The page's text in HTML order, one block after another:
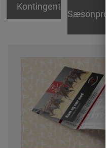
Kontingent